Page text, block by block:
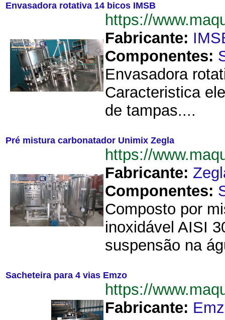
Envasadora rotativa 14 bicos IMSB
https://
Fabricante:
Componentes:
Envasadora
Caracteristica
de tampas....
Pré mistura carbonatador Unimix Zegla
https://
Fabricante:
Componentes:
Composto por
inoxidável AISI
suspensão na
Sacheteira para 4 vias Emzo
https://
Fabricante: